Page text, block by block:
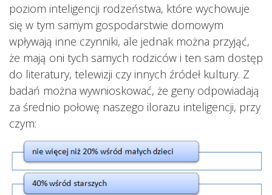
poziom inteligencji rodzeństwa, które wychowuje
się w tym samym gospodarstwie domowym
wpływają inne czynniki, ale jednak można przyjąć,
że mają oni tych samych rodziców i ten sam dostęp
do literatury, telewizji czy innych źródeł kultury. Z
badań można wywnioskować, że geny odpowiadają
za średnio połowę naszego ilorazu inteligencji, przy
czym: